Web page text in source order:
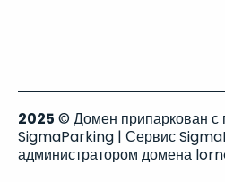
2025 © Домен припаркован
SigmaParking | Сервис
администратором домена